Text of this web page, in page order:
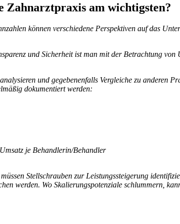
Zahn­arzt­praxis am wich­tigsten?
können verschie­dene Perspek­tiven auf das
und Sicher­heit ist man mit der Betrach­tung
und gege­be­nen­falls Vergleiche zu anderen
doku­men­tiert werden:
je Behandlerin/​Behandler
Stell­schrauben zur Leis­tungs­stei­ge­rung
werden. Wo Skalie­rungs­po­ten­ziale schlum­mern,